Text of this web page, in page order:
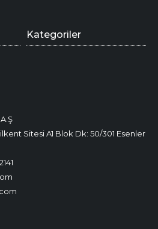
Sitesi A1 Blok Dk: 50/301 Esenler
Kategoriler